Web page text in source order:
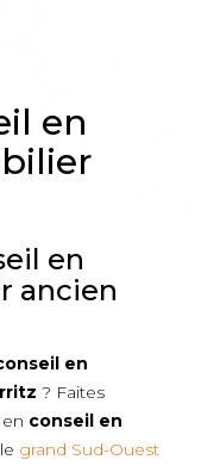
en
en
ancien
en
? Faites
conseil en
grand Sud-Ouest